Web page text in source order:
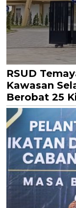
RSUD
Kawasan
Berobat 25